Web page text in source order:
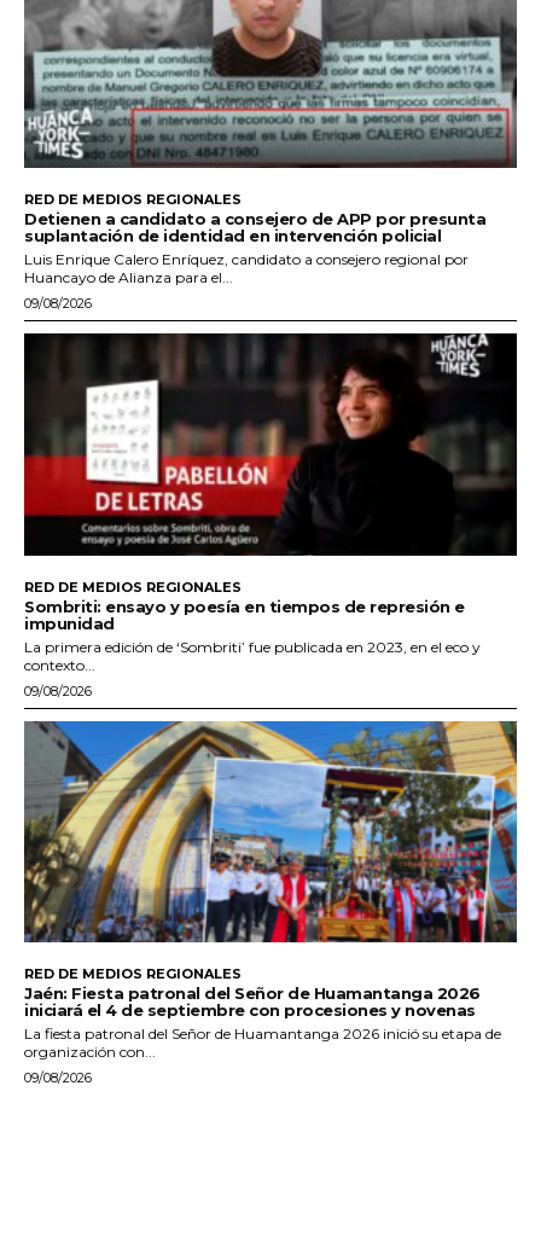
RED DE MEDIOS REGIONALES
Detienen a candidato a consejero de APP por presunta
suplantación de identidad en intervención policial
Luis Enrique Calero Enríquez, candidato a consejero regional por
Huancayo de Alianza para el...
09/08/2026
RED DE MEDIOS REGIONALES
Sombriti: ensayo y poesía en tiempos de represión e
impunidad
La primera edición de ‘Sombriti’ fue publicada en 2023, en el eco y
contexto...
09/08/2026
RED DE MEDIOS REGIONALES
Jaén: Fiesta patronal del Señor de Huamantanga 2026
iniciará el 4 de septiembre con procesiones y novenas
La fiesta patronal del Señor de Huamantanga 2026 inició su etapa de
organización con...
09/08/2026